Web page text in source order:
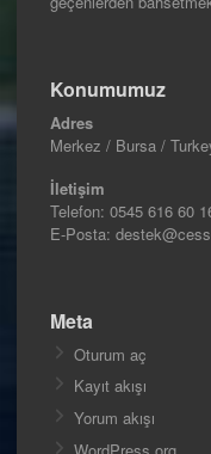
Konumumuz
Adres
Merkez / Bursa /
İletişim
Telefon: 0545 616 60
E-Posta:
Meta
Oturum aç
Kayıt akışı
Yorum akışı